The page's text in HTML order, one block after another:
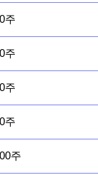
주
주
주
주
주